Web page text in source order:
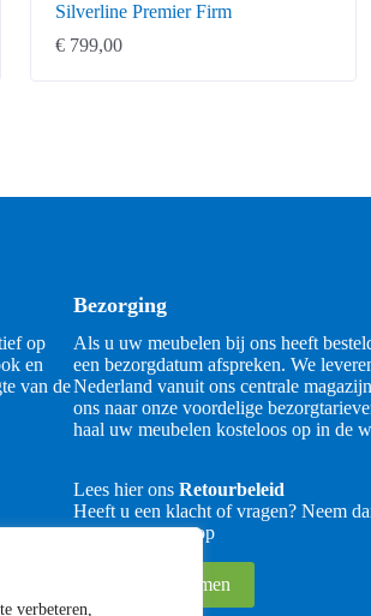
verbeteren,
Silverline Premier Firm
€ 799,00
op
en
van de
Bezorging
Als u uw meubelen bij ons heeft
een bezorgdatum afspreken. We
Nederland vanuit ons centrale
ons naar onze voordelige
haal uw meubelen kosteloos op in de
Lees hier ons Retourbeleid
Heeft u een klacht of vragen? Neem
contact met ons op
Contact opnemen